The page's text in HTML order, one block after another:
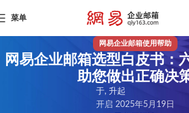
菜单
网易企业邮箱使用帮助
网易企业邮箱选型白皮书：
助您做出正确决
于, 升起
开启 2025年5月19日